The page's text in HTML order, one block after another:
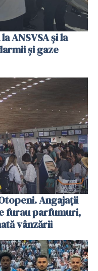
ANSVSA și la
și gaze
Angajații
furau parfumuri,
vânzării